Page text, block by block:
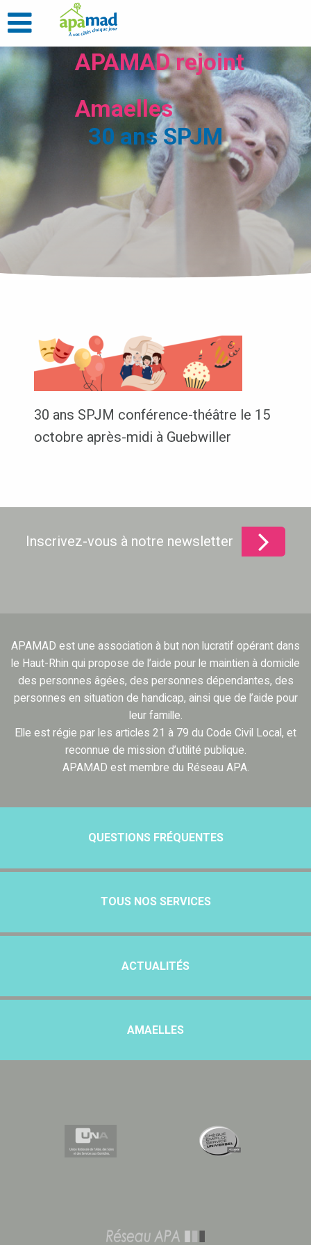
APAMAD rejoint
Amaelles
30 ans SPJM
30 ans SPJM conférence-théâtre le 15
octobre après-midi à Guebwiller
Inscrivez-vous à notre newsletter
APAMAD est une association à but non lucratif opérant dans
le Haut-Rhin qui propose de l’aide pour le maintien à domicile
des personnes âgées, des personnes dépendantes, des
personnes en situation de handicap, ainsi que de l’aide pour
leur famille.
Elle est régie par les articles 21 à 79 du Code Civil Local, et
reconnue de mission d’utilité publique.
APAMAD est membre du Réseau APA.
QUESTIONS FRÉQUENTES
TOUS NOS SERVICES
ACTUALITÉS
AMAELLES